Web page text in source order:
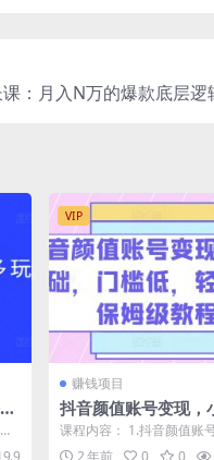
：月入N万的爆款底层逻
VIP
赚钱项目
抖音颜值账号变现，
础，门槛低，​轻松涨
教程)
课程内容： 1.抖音颜值账
如何养号.mp4 3前期准备
2 年前 0 0